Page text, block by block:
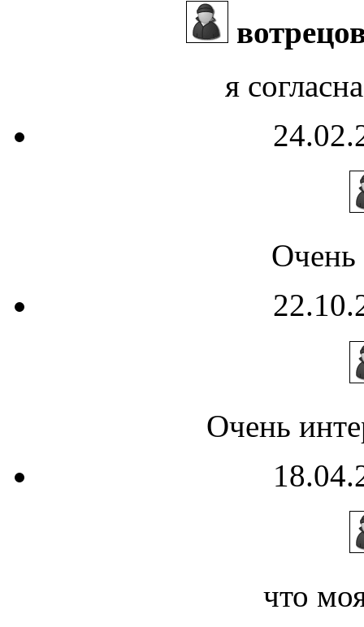
я
Очень
Очень
что